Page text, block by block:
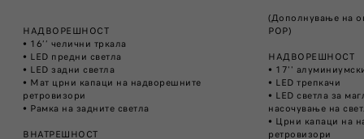
НАДВОРЕШНОСТ
• 16’’ челични тркала​
• LED предни светла
• LED задни светла
• Мат црни капаци на надворешните
ретровизори
• Рамка на задните светла
ВНАТРЕШНОСТ
(Дополнување на
POP)​
НАДВОРЕШНОСТ
• 17''
• LED трепкачи
• LED светла за
насочување на
• Црни капаци на
ретровизори